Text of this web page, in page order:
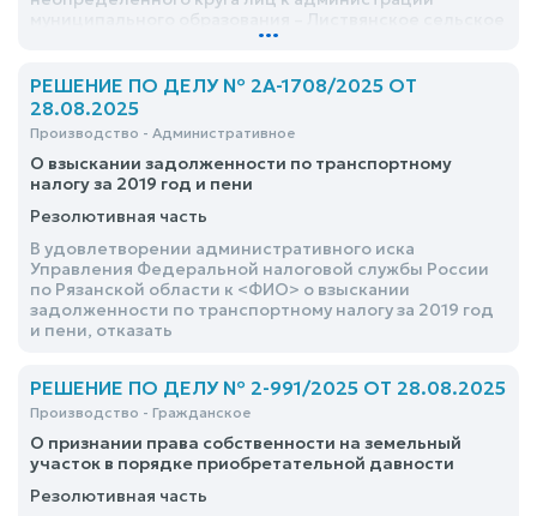
поселение Рязанского муниципального района
бездействия органа местного самоуправления,
удовлетворить
...
РЕШЕНИЕ ПО ДЕЛУ № 2А-1708/2025 ОТ
28.08.2025
Производство - Административное
О взыскании задолженности по транспортному
налогу за 2019 год и пени
Резолютивная часть
В удовлетворении административного иска
Управления Федеральной налоговой службы России
по Рязанской области к <ФИО> о взыскании
задолженности по транспортному налогу за 2019 год
и пени, отказать
РЕШЕНИЕ ПО ДЕЛУ № 2-991/2025 ОТ 28.08.2025
Производство - Гражданское
О признании права собственности на земельный
участок в порядке приобретательной давности
Резолютивная часть